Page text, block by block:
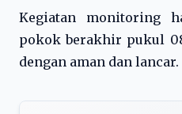
Kegiatan monitoring
pokok berakhir pukul
dengan aman dan lancar.